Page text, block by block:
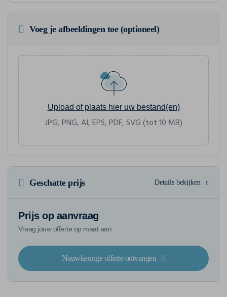
Voeg je afbeeldingen toe (optioneel)
Upload of plaats hier uw bestand(en)
JPG, PNG, AI, EPS, PDF, SVG (tot 10 MB)
Geschatte prijs Details bekijken
Prijs op aanvraag
Vraag jouw offerte op maat aan
Nauwkeurige offerte ontvangen